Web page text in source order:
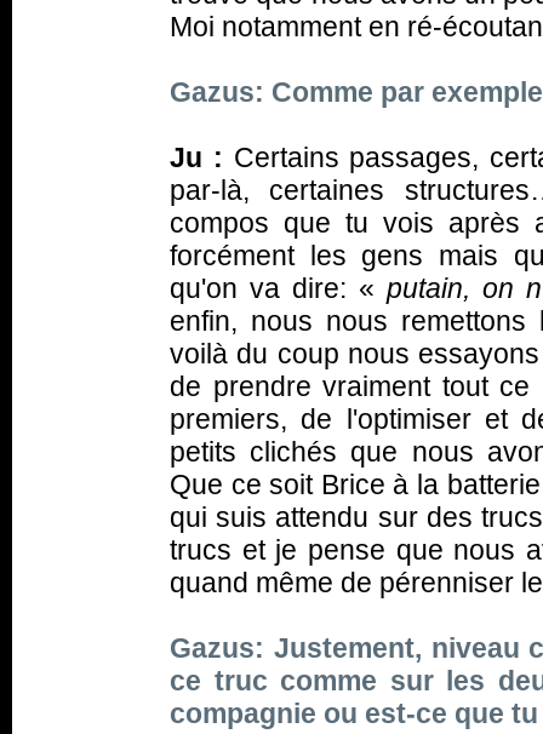
Moi notamment en ré-
Gazus: Comme par
Ju : Certains passages,
par-là, certaines
compos que tu vois après
forcément les gens mais
qu'on va dire: « putain, on
enfin, nous nous
voilà du coup nous
de prendre vraiment tout
premiers, de l'optimiser et
petits clichés que nous
Que ce soit Brice à la
qui suis attendu sur des
trucs et je pense que nous
quand même de pérenniser
Gazus: Justement, niveau
ce truc comme sur les
compagnie ou est-ce que